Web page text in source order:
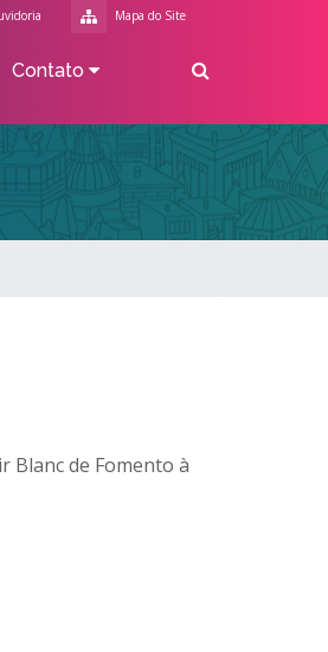
Mapa do Site
Contato
Blanc de Fomento à